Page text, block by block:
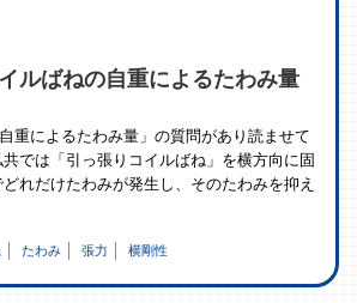
ルばねの自重によるたわみ量
重によるたわみ量」の質問があり読ませて
では「引っ張りコイルばね」を横方向に固
れだけたわみが発生し、そのたわみを抑え
たわみ 張力 横剛性